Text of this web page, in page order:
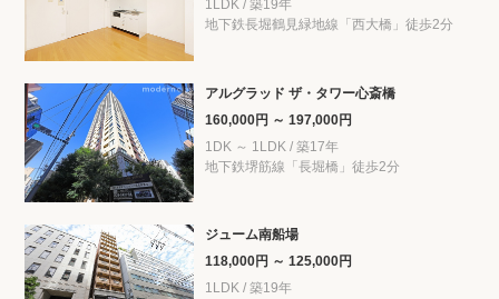
1LDK / 築19年
地下鉄長堀鶴見緑地線「西大橋」徒歩2分
アルグラッド ザ・タワー心斎橋
160,000円 ～ 197,000円
1DK ～ 1LDK / 築17年
地下鉄堺筋線「長堀橋」徒歩2分
ジューム南船場
118,000円 ～ 125,000円
1LDK / 築19年